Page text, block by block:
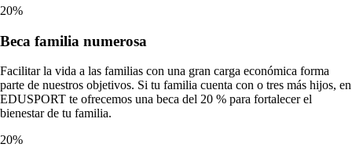
20%
Beca familia numerosa
Facilitar la vida a las familias con una gran carga económica forma
parte de nuestros objetivos. Si tu familia cuenta con o tres más hijos, en
EDUSPORT te ofrecemos una beca del 20 % para fortalecer el
bienestar de tu familia.
20%